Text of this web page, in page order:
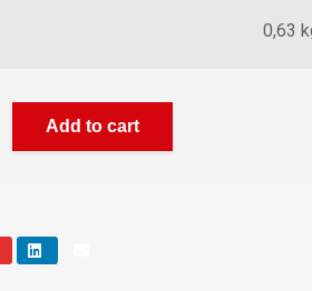
0,63
Add to cart